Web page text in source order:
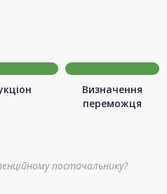
Визначення
переможця
постачальнику?